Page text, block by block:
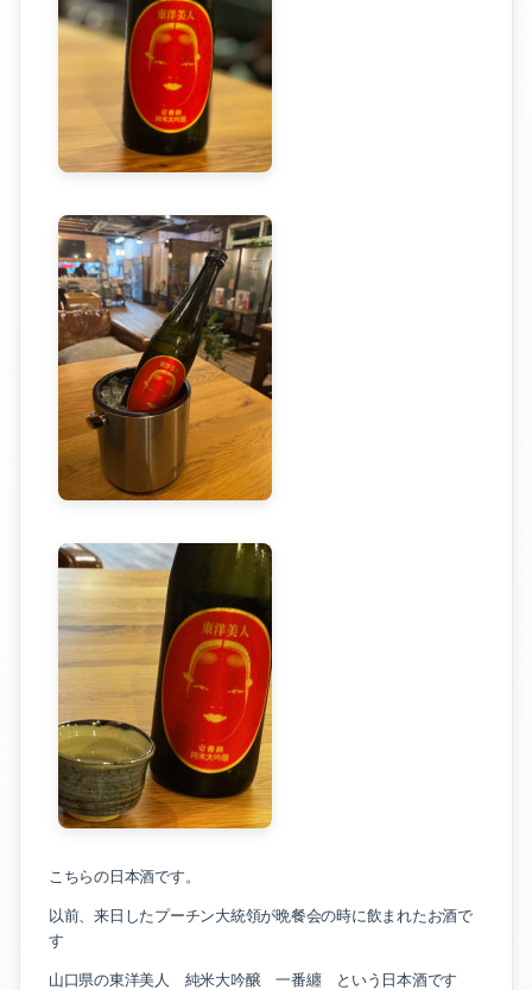
こちらの日本酒です。
以前、来日したプーチン大統領が晩餐会の時に飲まれたお酒で
す
山口県の東洋美人 純米大吟醸 一番纏 という日本酒です